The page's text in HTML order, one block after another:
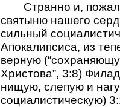
Странно и,
святыню нашего
сильный
Апокалипсиса, из
верную
Христова”, 3:8)
нищую, слепую и
социалистическую)